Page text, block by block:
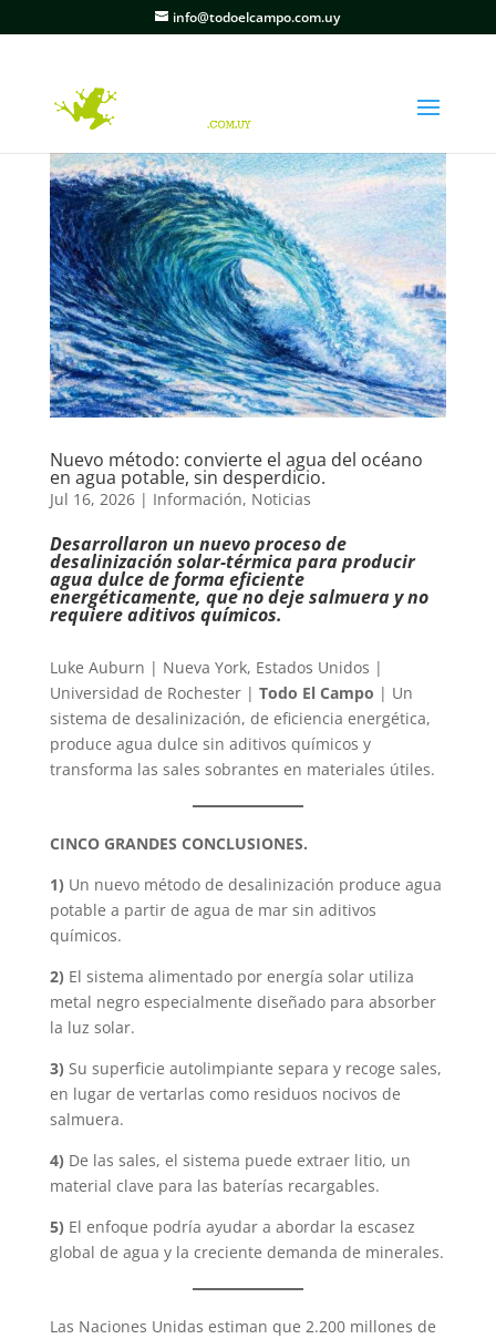
info@todoelcampo.com.uy
Nuevo método: convierte el agua del océano
en agua potable, sin desperdicio.
Jul 16, 2026| Información, Noticias
Desarrollaron un nuevo proceso de
desalinización solar-térmica para producir
agua dulce de forma eficiente
energéticamente, que no deje salmuera y no
requiere aditivos químicos.
Luke Auburn | Nueva York, Estados Unidos |
Universidad de Rochester | Todo El Campo | Un
sistema de desalinización, de eficiencia energética,
produce agua dulce sin aditivos químicos y
transforma las sales sobrantes en materiales útiles.
CINCO GRANDES CONCLUSIONES.
1) Un nuevo método de desalinización produce agua
potable a partir de agua de mar sin aditivos
químicos.
2) El sistema alimentado por energía solar utiliza
metal negro especialmente diseñado para absorber
la luz solar.
3) Su superficie autolimpiante separa y recoge sales,
en lugar de vertarlas como residuos nocivos de
salmuera.
4) De las sales, el sistema puede extraer litio, un
material clave para las baterías recargables.
5) El enfoque podría ayudar a abordar la escasez
global de agua y la creciente demanda de minerales.
Las Naciones Unidas estiman que 2.200 millones de